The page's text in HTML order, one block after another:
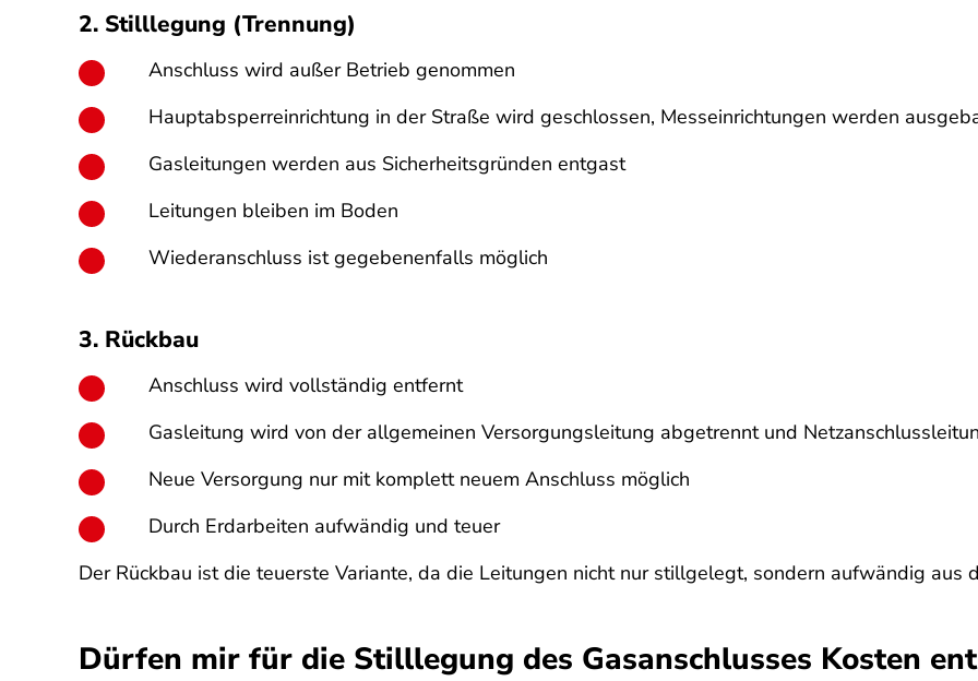
2. Stilllegung (Trennung)
Anschluss wird außer Betrieb genommen
Hauptabsperreinrichtung in der Straße wird geschlossen, Messeinrichtungen werden
Gasleitungen werden aus Sicherheitsgründen entgast
Leitungen bleiben im Boden
Wiederanschluss ist gegebenenfalls möglich
3. Rückbau
Anschluss wird vollständig entfernt
Gasleitung wird von der allgemeinen Versorgungsleitung abgetrennt und
Neue Versorgung nur mit komplett neuem Anschluss möglich
Durch Erdarbeiten aufwändig und teuer
Der Rückbau ist die teuerste Variante, da die Leitungen nicht nur stillgelegt, sondern aufwändig aus
Dürfen mir für die Stilllegung des Gasanschlusses Kosten